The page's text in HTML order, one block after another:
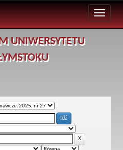
UNIWERSYTETU